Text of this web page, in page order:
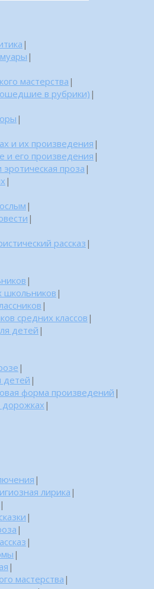
|
|
мастерства |
в рубрики) |
|
и их произведения |
и его произведения |
проза|
|
|
|
рассказ|
|
школьников |
|
средних классов |
детей |
|
детей |
форма произведений |
|
|
лирика |
|
|
|
|
|
|
мастерства |